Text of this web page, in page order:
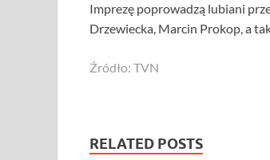
Imprezę poprowadzą lubiani
Drzewiecka, Marcin Prokop, a
Źródło: TVN
RELATED POSTS